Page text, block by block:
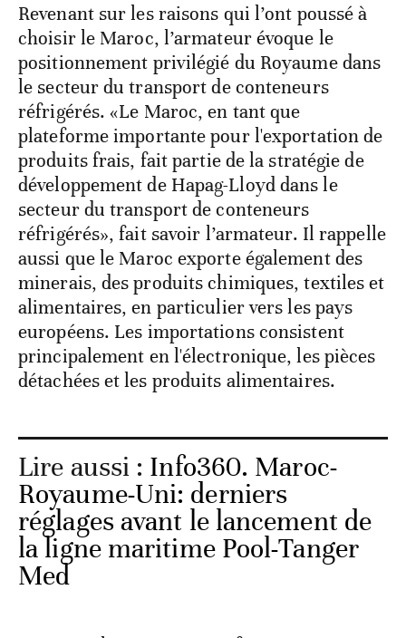
Revenant sur les raisons qui l’ont poussé à
choisir le Maroc, l’armateur évoque le
positionnement privilégié du Royaume dans
le secteur du transport de conteneurs
réfrigérés. «Le Maroc, en tant que
plateforme importante pour l'exportation de
produits frais, fait partie de la stratégie de
développement de Hapag-Lloyd dans le
secteur du transport de conteneurs
réfrigérés», fait savoir l’armateur. Il rappelle
aussi que le Maroc exporte également des
minerais, des produits chimiques, textiles et
alimentaires, en particulier vers les pays
européens. Les importations consistent
principalement en l'électronique, les pièces
détachées et les produits alimentaires.
Lire aussi : Info360. Maroc-
Royaume-Uni: derniers
réglages avant le lancement de
la ligne maritime Pool-Tanger
Med